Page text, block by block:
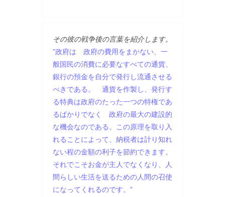
その彼の戦争後の言葉を紹介します。
”政府は 政府の費用をまかない、一
般国民の消費に必要なすべての通貨、
銀行の預金を自分で発行し流通させる
べきである。 通貨を作製し、発行す
る特典は政府のたった一つの特権であ
るばかりでなく 政府の最大の建設的
な機会なのである。この原理を取り入
れることによって、納税者は計り知れ
ない程の金額の利子を節約できます。
それでこそお金が主人でなくなり、人
間らしい生活を送るための人間の召使
になってくれるのです。”